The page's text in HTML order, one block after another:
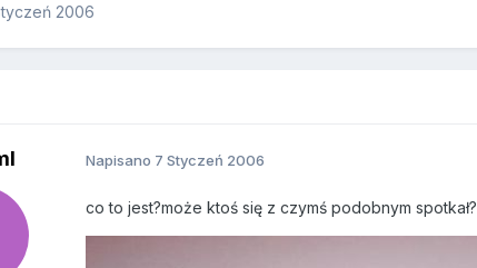
2006
Napisano 7 Styczeń 2006
co to jest?może ktoś się z czymś podobnym spotkał?